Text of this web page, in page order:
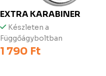
EXTRA KARABINER
Készleten a
Függőágyboltban
1 790 Ft